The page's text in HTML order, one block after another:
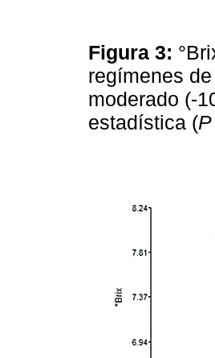
Figura 3:
regímenes
moderado (-
estadística (P